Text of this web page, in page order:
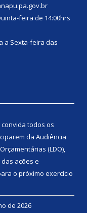
feira de 14:00hrs
a Sexta-feira das
convida todos os
da Audiência
(LDO),
ações e
o próximo exercício
de 2026